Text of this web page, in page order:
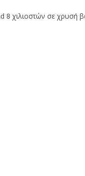
8 χιλιοστών σε χρυσή